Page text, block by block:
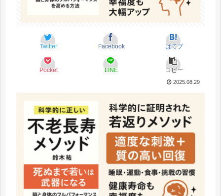
Twitter Facebook はてブ
Pocket LINE コピー
2025.08.29